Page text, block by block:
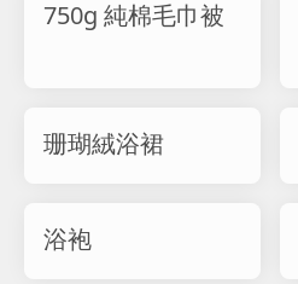
750g 純棉毛巾被
珊瑚絨浴裙
浴袍